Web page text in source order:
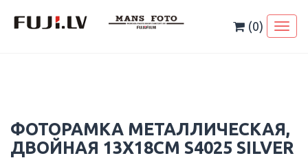
(0)
ФОТОРАМКА МЕТАЛЛИЧЕСКАЯ,
ДВОЙНАЯ 13X18CM S4025 SILVER